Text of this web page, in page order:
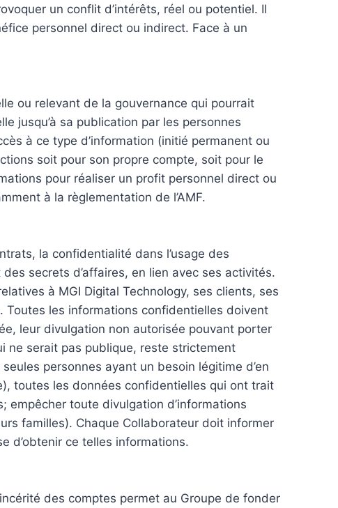
un conflit d’intérêts, réel ou potentiel. Il
personnel direct ou indirect. Face à un
ou relevant de la gouvernance qui pourrait
jusqu’à sa publication par les personnes
à ce type d’information (initié permanent ou
soit pour son propre compte, soit pour le
pour réaliser un profit personnel direct ou
à la règlementation de l’AMF.
la confidentialité dans l’usage des
secrets d’affaires, en lien avec ses activités.
à MGI Digital Technology, ses clients, ses
les informations confidentielles doivent
leur divulgation non autorisée pouvant porter
ne serait pas publique, reste strictement
personnes ayant un besoin légitime d’en
toutes les données confidentielles qui ont trait
empêcher toute divulgation d’informations
familles). Chaque Collaborateur doit informer
d’obtenir ce telles informations.
des comptes permet au Groupe de fonder